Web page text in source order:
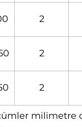
2
2
2
milimetre